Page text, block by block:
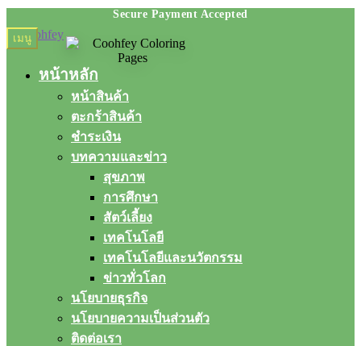
Skip
to
Skip
to
เมนู
หน้าหลัก
หน้าสินค้า
ตะกร้าสินค้า
ชำระเงิน
บทความและข่าว
สุขภาพ
การศึกษา
สัตว์เลี้ยง
เทคโนโลยี
เทคโนโลยีและนวัตกรรม
ข่าวทั่วโลก
นโยบายธุรกิจ
นโยบายความเป็นส่วนตัว
ติดต่อเรา